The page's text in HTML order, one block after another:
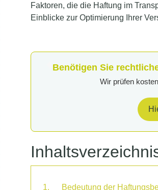
Faktoren, die die Haftung im
Einblicke zur Optimierung Ihrer
Benötigen Sie
Wir prüfen
Bedeutung der